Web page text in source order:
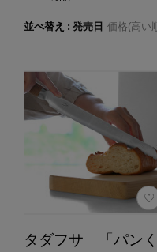
並べ替え 発売日 価格(高い
タダフサ 「パンく